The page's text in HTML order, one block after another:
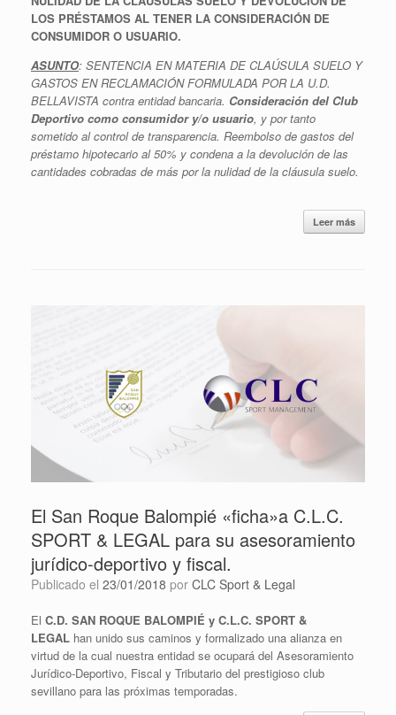
LOS PRÉSTAMOS AL TENER LA CONSIDERACIÓN DE
CONSUMIDOR O USUARIO.
ASUNTO: SENTENCIA EN MATERIA DE CLAÚSULA SUELO Y
GASTOS EN RECLAMACIÓN FORMULADA POR LA U.D.
BELLAVISTA contra entidad bancaria. Consideración del Club
Deportivo como consumidor y/o usuario, y por tanto
sometido al control de transparencia. Reembolso de gastos del
préstamo hipotecario al 50% y condena a la devolución de las
cantidades cobradas de más por la nulidad de la cláusula suelo.
Leer más
El San Roque Balompié «ficha»a C.L.C.
SPORT & LEGAL para su asesoramiento
jurídico-deportivo y fiscal.
Publicado el 23/01/2018 por CLC Sport & Legal
El C.D. SAN ROQUE BALOMPIÉ y C.L.C. SPORT &
LEGAL han unido sus caminos y formalizado una alianza en
virtud de la cual nuestra entidad se ocupará del Asesoramiento
Jurídico-Deportivo, Fiscal y Tributario del prestigioso club
sevillano para las próximas temporadas.